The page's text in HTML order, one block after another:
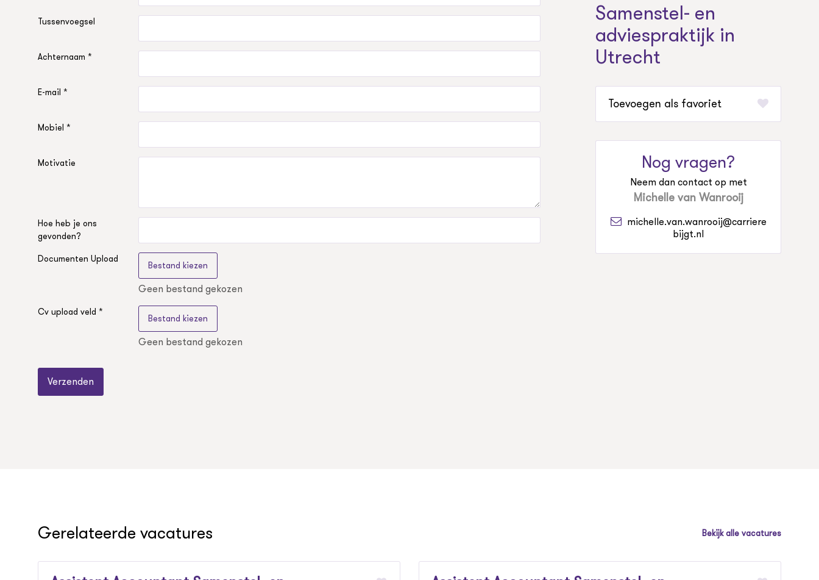
Samenstel- en
adviespraktijk in
Utrecht
favoriet
Nog vragen?
Neem dan contact op met
Michelle van Wanrooij
michelle.van.wanrooij@carriere
bijgt.nl
Tussenvoegsel
Achternaam *
E-mail *
Mobiel *
Motivatie
Hoe heb je ons
gevonden?
Documenten Upload
Bestand kiezen
Geen bestand gekozen
Cv upload veld *
Bestand kiezen
Geen bestand gekozen
Verzenden
Gerelateerde vacatures Bekijk alle vacatures